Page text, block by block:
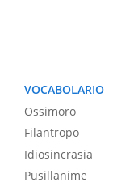
VOCABOLARIO
Ossimoro
Filantropo
Idiosincrasia
Pusillanime